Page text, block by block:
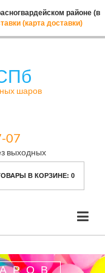
районе (в
(карта доставки)
шаров
07
выходных
В КОРЗИНЕ: 0